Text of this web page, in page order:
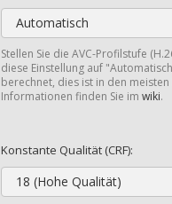
Automatisch
Stellen Sie die AVC-Profilstufe
diese Einstellung auf
berechnet, dies ist in den
Informationen finden Sie im wiki.
Konstante Qualität (CRF):
18 (Hohe Qualität)